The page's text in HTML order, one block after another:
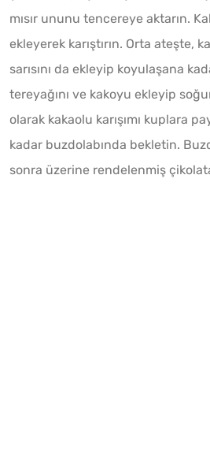
mısır ununu tencereye aktarın.
ekleyerek karıştırın. Orta ateşte,
sarısını da ekleyip koyulaşana
tereyağını ve kakoyu ekleyip
olarak kakaolu karışımı kuplara
kadar buzdolabında bekletin.
sonra üzerine rendelenmiş